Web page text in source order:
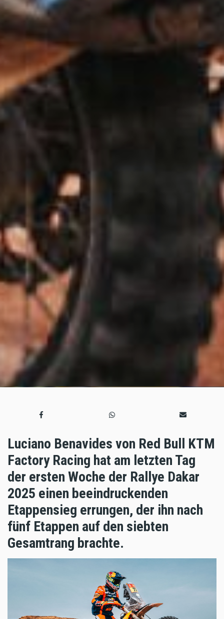
Luciano Benavides von Red Bull KTM
Factory Racing hat am letzten Tag
der ersten Woche der Rallye Dakar
2025 einen beeindruckenden
Etappensieg errungen, der ihn nach
fünf Etappen auf den siebten
Gesamtrang brachte.